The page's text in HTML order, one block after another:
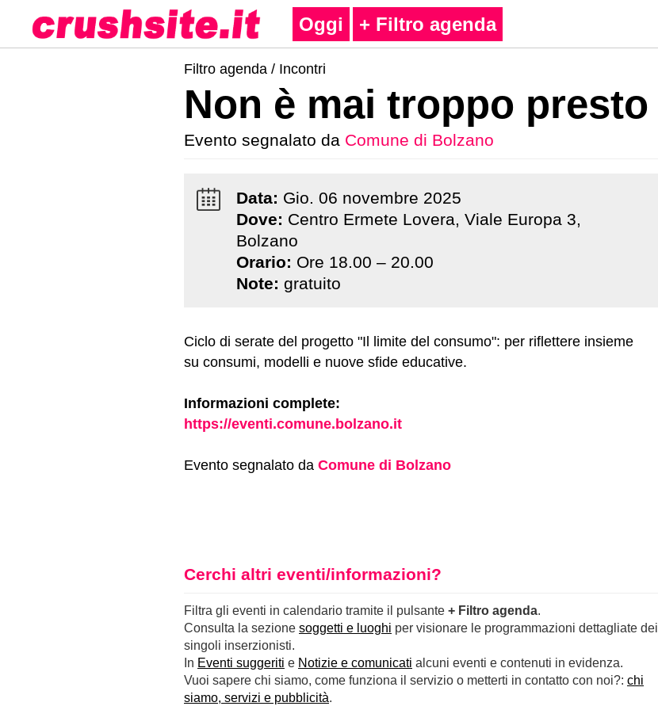
Oggi + Filtro agenda
Filtro agenda / Incontri
Non è mai troppo presto
Evento segnalato da Comune di Bolzano
Data: Gio. 06 novembre 2025
Dove: Centro Ermete Lovera, Viale Europa 3,
Bolzano
Orario: Ore 18.00 – 20.00
Note: gratuito
Ciclo di serate del progetto "Il limite del consumo": per riflettere insieme
su consumi, modelli e nuove sfide educative.
Informazioni complete:
https://eventi.comune.bolzano.it
Evento segnalato da Comune di Bolzano
Cerchi altri eventi/informazioni?
Filtra gli eventi in calendario tramite il pulsante + Filtro agenda.
Consulta la sezione soggetti e luoghi per visionare le programmazioni dettagliate dei
singoli inserzionisti.
In Eventi suggeriti e Notizie e comunicati alcuni eventi e contenuti in evidenza.
Vuoi sapere chi siamo, come funziona il servizio o metterti in contatto con noi?: chi
siamo, servizi e pubblicità.